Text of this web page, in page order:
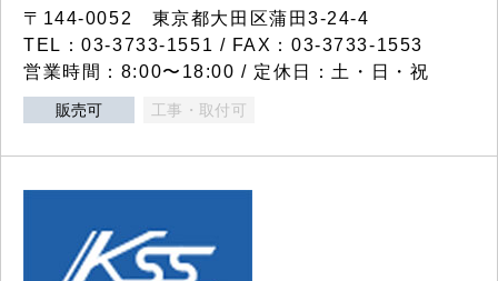
〒144-0052 東京都大田区蒲田3-24-4
TEL：03-3733-1551 / FAX：03-3733-1553
営業時間：8:00〜18:00 / 定休日：土・日・祝
販売可 工事・取付可